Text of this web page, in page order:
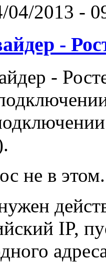
04/2013 -
-
-
не в этом.
IP,